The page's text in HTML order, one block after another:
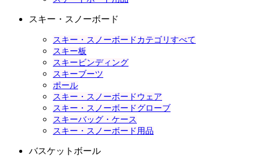
スキー・スノーボード
スキー・スノーボードカテゴリすべて
スキー板
スキービンディング
スキーブーツ
ポール
スキー・スノーボードウェア
スキー・スノーボードグローブ
スキーバッグ・ケース
スキー・スノーボード用品
バスケットボール